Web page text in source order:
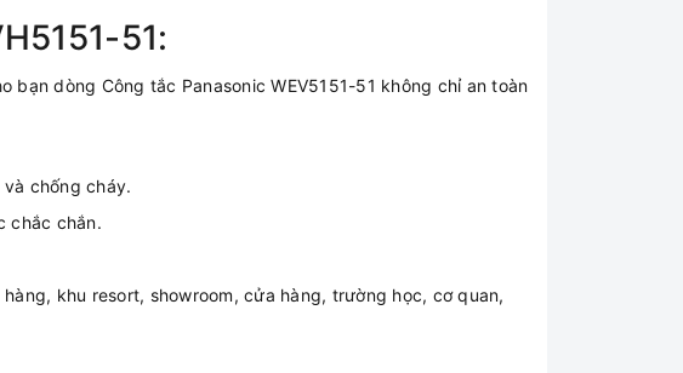
51:
dòng Công tắc Panasonic WEV5151-51 không chỉ an toàn
chống cháy.
chắc chắn.
khu resort, showroom, cửa hàng, trường học, cơ quan,